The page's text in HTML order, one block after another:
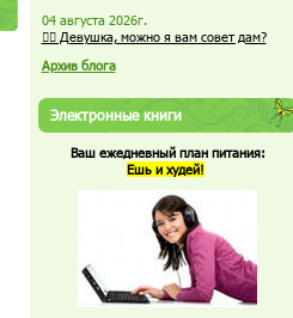
04 августа 2026г.
🏋️‍♀️ Девушка, можно я вам совет дам?
Архив блога
Электронные книги
Ваш ежедневный план питания:
Ешь и худей!